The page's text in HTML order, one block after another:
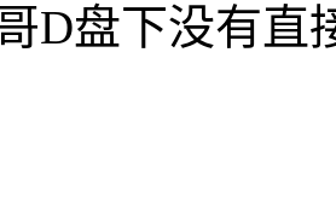
D盘下没有直